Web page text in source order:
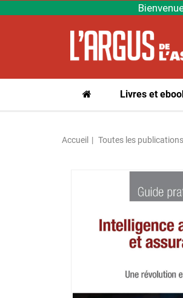
Livres et
Accueil Toutes les publications